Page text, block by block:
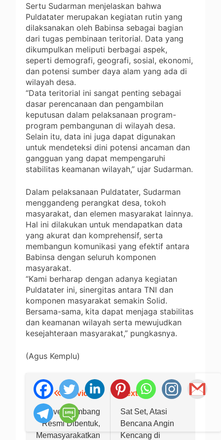
Sertu Sudarman menjelaskan bahwa
Puldatater merupakan kegiatan rutin yang
dilaksanakan oleh Babinsa sebagai bagian
dari tugas pembinaan teritorial. Data yang
dikumpulkan meliputi berbagai aspek,
seperti demografi, geografi, sosial, ekonomi,
dan potensi sumber daya alam yang ada di
wilayah desa.
“Data teritorial ini sangat penting sebagai
dasar perencanaan dan pengambilan
keputusan dalam pelaksanaan program-
program pembangunan di wilayah desa.
Selain itu, data ini juga dapat digunakan
untuk mendeteksi dini potensi ancaman dan
gangguan yang dapat mempengaruhi
stabilitas keamanan wilayah,” ujar Sudarman.
Dalam pelaksanaan Puldatater, Sudarman
menggandeng perangkat desa, tokoh
masyarakat, dan elemen masyarakat lainnya.
Hal ini dilakukan untuk mendapatkan data
yang akurat dan komprehensif, serta
membangun komunikasi yang efektif antara
Babinsa dengan seluruh komponen
masyarakat.
“Kami berharap dengan adanya kegiatan
Puldatater ini, sinergitas antara TNI dan
komponen masyarakat semakin Solid.
Bersama-sama, kita dapat menjaga stabilitas
dan keamanan wilayah serta mewujudkan
kesejahteraan masyarakat,” pungkasnya.
(Agus Kemplu)
Navigasi
pos
Previous:
Baveti Jombang
Resmi Dibentuk,
Memasyarakatkan
Next:
Sat Set, Atasi
Bencana Angin
Kencang di